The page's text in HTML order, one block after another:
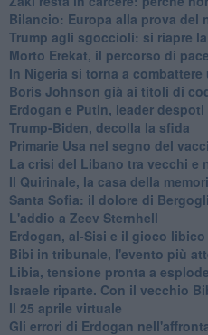
Bilancio: Europa alla prova del
Trump agli sgoccioli: si riapre
Morto Erekat, il percorso di
In Nigeria si torna a combattere
Boris Johnson già ai titoli di
Erdogan e Putin, leader despoti
Trump-Biden, decolla la sfida
Primarie Usa nel segno del
La crisi del Libano tra vecchi e
Il Quirinale, la casa della
Santa Sofia: il dolore di
L'addio a ​Zeev Sternhell
Erdogan, al-Sisi e il gioco libico
Bibi in tribunale, l'evento più
Libia, tensione pronta a
Israele riparte. Con il vecchio
Il 25 aprile virtuale
Gli errori di Erdogan